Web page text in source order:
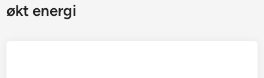
økt energi